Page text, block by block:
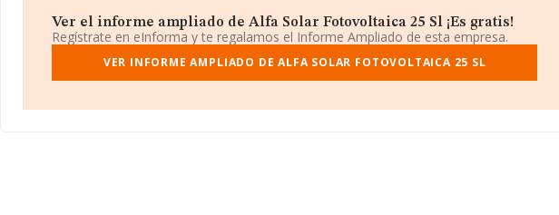
En relación con el sector y disponiendo de los datos de hasta 46.044 empresas, a nivel
nacional la facturación asciende a 23.269 millones de euros y se calcula un promedio de
facturación de 505 mil euros entre todas las compañías. Teniendo en cuenta la información
sobre Madrid, en la base de datos de INFORMA aparecen 16069 empresas, con ventas en
relativa al ámbito de la empresa, los empleados de media son 1. La antigüedad alcanza los
Ver el informe ampliado de Alfa Solar Fotovoltaica 25 Sl ¡Es gratis!
Regístrate en eInforma y te regalamos el Informe Ampliado de esta empresa.
VER INFORME AMPLIADO DE ALFA SOLAR FOTOVOLTAICA 25 SL